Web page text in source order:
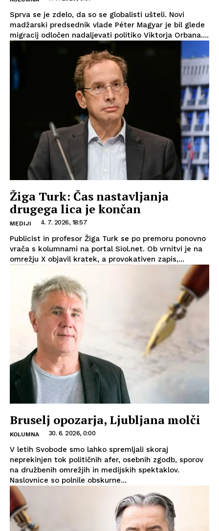
Sprva se je zdelo, da so se globalisti ušteli. Novi
madžarski predsednik vlade Péter Magyar je bil glede
migracij odločen nadaljevati politiko Viktorja Orbana....
Žiga Turk: Čas nastavljanja
drugega lica je končan
MEDIJI 4. 7. 2026, 18:57
Publicist in profesor Žiga Turk se po premoru ponovno
vrača s kolumnami na portal Siol.net. Ob vrnitvi je na
omrežju X objavil kratek, a provokativen zapis,...
Bruselj opozarja, Ljubljana molči
KOLUMNA 30. 6. 2026, 0:00
V letih Svobode smo lahko spremljali skoraj
neprekinjen tok političnih afer, osebnih zgodb, sporov
na družbenih omrežjih in medijskih spektaklov.
Naslovnice so polnile obskurne...